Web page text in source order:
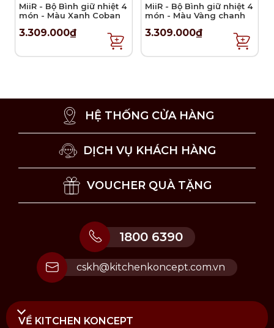
Bộ sản phẩm đựng trong hộp chống sốc sang trọng
Hướng dẫn vệ sinh và bảo quản
Vệ sinh bằng tay với nước ấm và dung dịch rửa
Không vệ sinh bằng máy rửa chén để tránh trầy
xước, nứt hoặc làm mờ các đường kẻ nồi trang
MiiR - Bộ Bình giữ nhiệt 4
món - Màu Xanh Coban
3.309.000₫
MiiR - Bộ Bình giữ nhiệt 4
món - Màu Vàng chanh
3.309.000₫
HỆ THỐNG CỬA HÀNG
DỊCH VỤ KHÁCH HÀNG
VOUCHER QUÀ TẶNG
1800 6390
cskh@kitchenkoncept.com.vn
VỀ KITCHEN KONCEPT